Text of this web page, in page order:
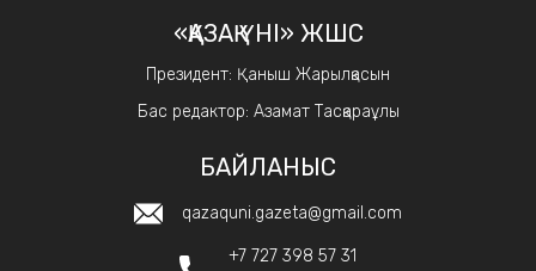
«ҚАЗАҚ ҮНІ» ЖШС
Президент: Қаныш Жарылқасын
Бас редактор: Азамат Тасқараұлы
БАЙЛАНЫС
qazaquni.gazeta@gmail.com
+7 727 398 57 31